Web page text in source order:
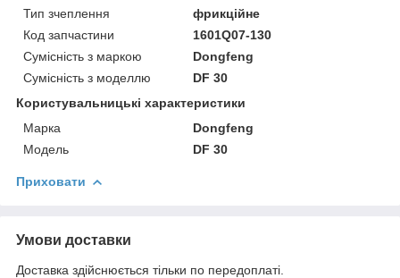
Тип зчеплення
фрикційне
Код запчастини
1601Q07-130
Сумісність з маркою
Dongfeng
Сумісність з моделлю
DF 30
Користувальницькі характеристики
Марка
Dongfeng
Модель
DF 30
Приховати
Умови доставки
Доставка здійснюється тільки по передоплаті.